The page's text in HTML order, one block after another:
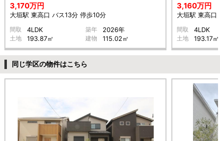
3,170万円
大垣駅 東高口 バス13分 停歩10分
間取 4LDK 築年 2026年
土地 193.87㎡ 建物 115.02㎡
3,160万円
大垣駅 東高口
間取 4LDK
土地 193.17㎡
同じ学区の物件はこちら